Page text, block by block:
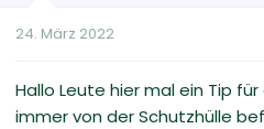
e
m
24. März 2022
Hallo Leute hier mal ein Tip
immer von der Schutzhülle